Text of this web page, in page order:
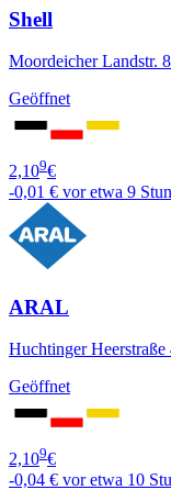
Shell
Moordeicher Landstr.
Geöffnet
2,109€
-0,01 € vor etwa 9
ARAL
Huchtinger
Geöffnet
2,109€
-0,04 € vor etwa 10